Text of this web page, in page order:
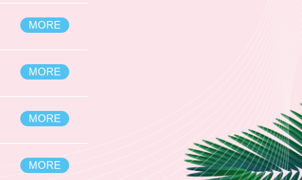
MORE
MORE
MORE
MORE